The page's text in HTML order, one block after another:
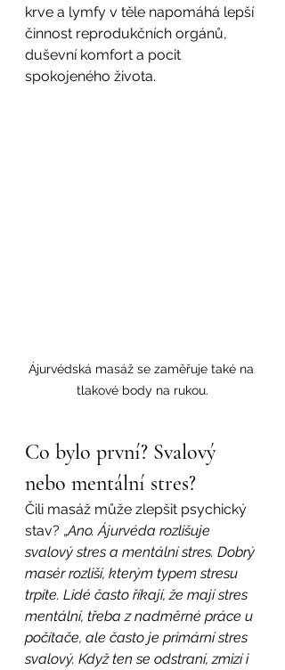
krve a lymfy v těle napomáhá lepší
činnost reprodukčních orgánů,
duševní komfort a pocit
spokojeného života.
Ájurvédská masáž se zaměřuje také na
tlakové body na rukou.
Co bylo první? Svalový
nebo mentální stres?
Čili masáž může zlepšit psychický
stav? „Ano. Ájurvéda rozlišuje
svalový stres a mentální stres. Dobrý
masér rozliší, kterým typem stresu
trpíte. Lidé často říkají, že mají stres
mentální, třeba z nadměrné práce u
počítače, ale často je primární stres
svalový. Když ten se odstraní, zmizí i